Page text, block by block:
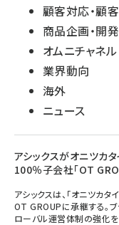
顧客対応・顧
商品企画・開発
オムニチャネル
業界動向
海外
ニュース
アシックスがオニツカ
100％子会社「OT
アシックスは、「オニツカ
OT GROUPに承継する。
ローバル運営体制の強化を